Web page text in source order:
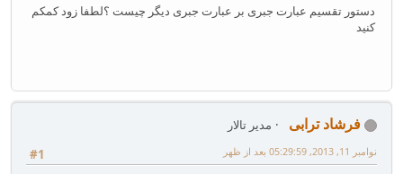
دستور تقسیم عبارت جبری بر عبارت جبری دیگر چیست ؟لطفا زود کمکم
کنید
فرشاد ترابی
مدیر تالار
#1
نوامبر 11, 2013, 05:29:59 بعد از ظهر